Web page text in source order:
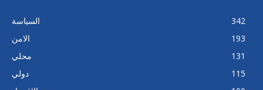
السياسة
342
الامن
193
محلي
131
دولي
115